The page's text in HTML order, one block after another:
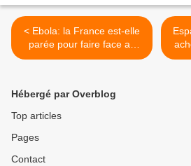
< Ebola: la France est-elle
parée pour faire face au
virus?
Hébergé par Overblog
Top articles
Pages
Contact